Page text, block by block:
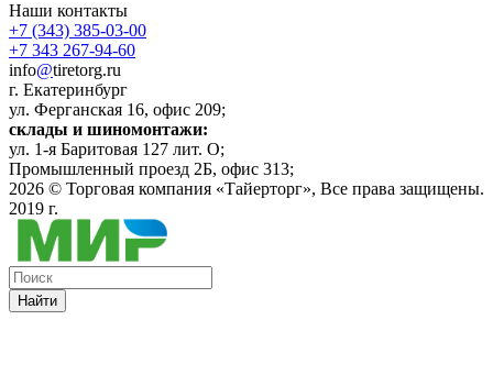
Наши контакты
+7 (343) 385-03-00
+7 343 267-94-60
info@tiretorg.ru
г. Екатеринбург
ул. Ферганская 16, офис 209;
склады и шиномонтажи:
ул. 1-я Баритовая 127 лит. О;
Промышленный проезд 2Б, офис 313;
2026 © Торговая компания «Тайерторг», Все права защищены.
2019 г.
Найти